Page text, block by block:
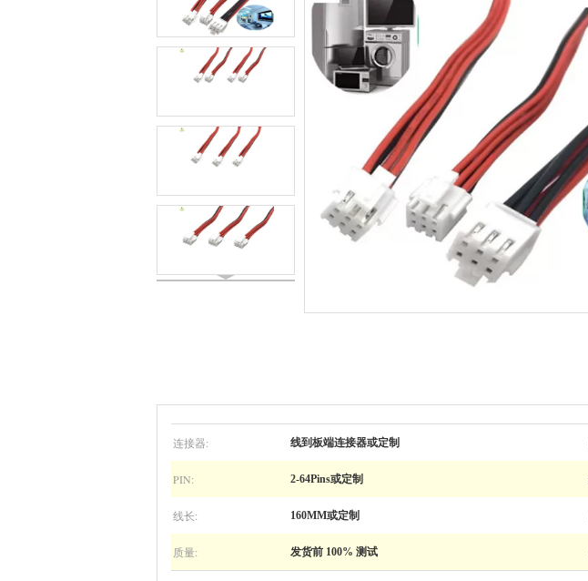
连接器: 线到板端连接器或定制
PIN: 2-64Pins或定制
线长: 160MM或定制
质量: 发货前 100% 测试